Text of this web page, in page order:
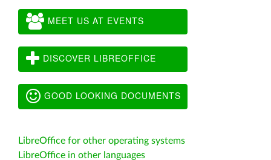
MEET US AT EVENTS
DISCOVER LIBREOFFICE
GOOD LOOKING DOCUMENTS
LibreOffice for other operating systems
LibreOffice in other languages